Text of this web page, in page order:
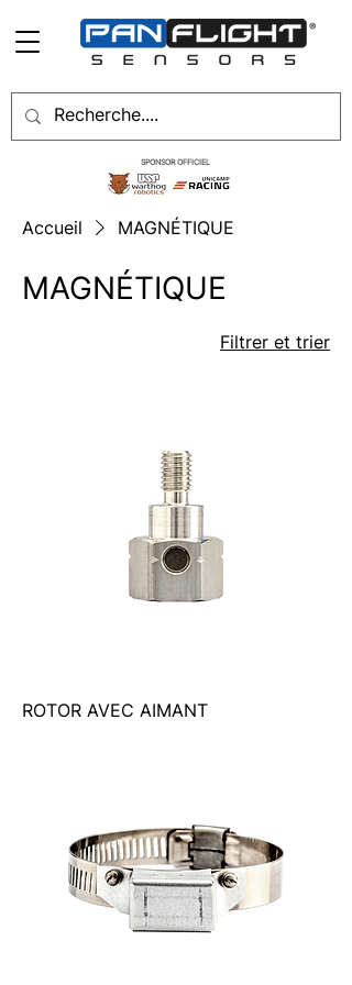
SPONSOR OFFICIEL
Accueil MAGNÉTIQUE
MAGNÉTIQUE
Filtrer et trier
ROTOR AVEC AIMANT